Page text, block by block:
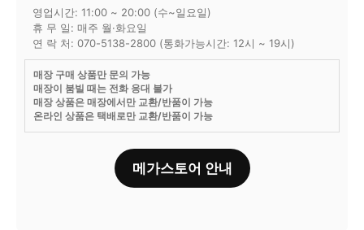
영업시간: 11:00 ~ 20:00 (수~일요일)
휴 무 일: 매주 월·화요일
연 락 처: 070-5138-2800 (통화가능시간: 12시 ~ 19시)
매장 구매 상품만 문의 가능
매장이 붐빌 때는 전화 응대 불가
매장 상품은 매장에서만 교환/반품이 가능
온라인 상품은 택배로만 교환/반품이 가능
메가스토어 안내